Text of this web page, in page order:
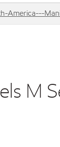
America---
M